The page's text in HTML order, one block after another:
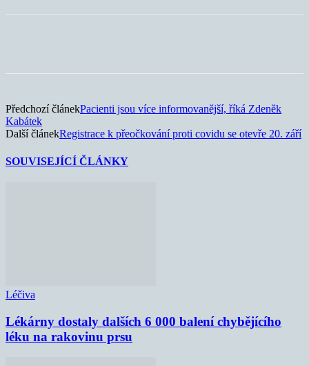
Předchozí článekPacienti jsou více informovanější, říká Zdeněk
Kabátek
Další článekRegistrace k přeočkování proti covidu se otevře 20. září
SOUVISEJÍCÍ ČLÁNKY
Léčiva
Lékárny dostaly dalších 6 000 balení chybějícího
léku na rakovinu prsu